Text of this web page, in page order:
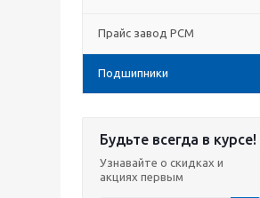
Прайс завод РСМ
Подшипники
Будьте всегда в курсе!
Узнавайте о скидках и
акциях первым